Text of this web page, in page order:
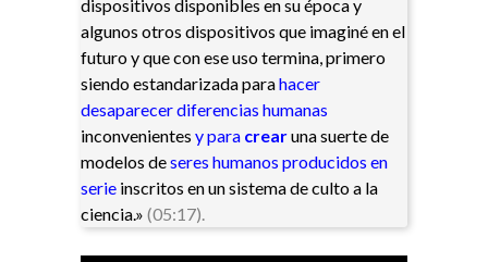
dispositivos disponibles en su época y
algunos otros dispositivos que imaginé en el
futuro y que con ese uso termina, primero
siendo estandarizadaparahacer
desaparecer diferencias humanas
inconvenientes y para crearuna suerte de
modelos deseres humanos producidos en
serie inscritos en un sistema de culto a la
ciencia.» (05:17).